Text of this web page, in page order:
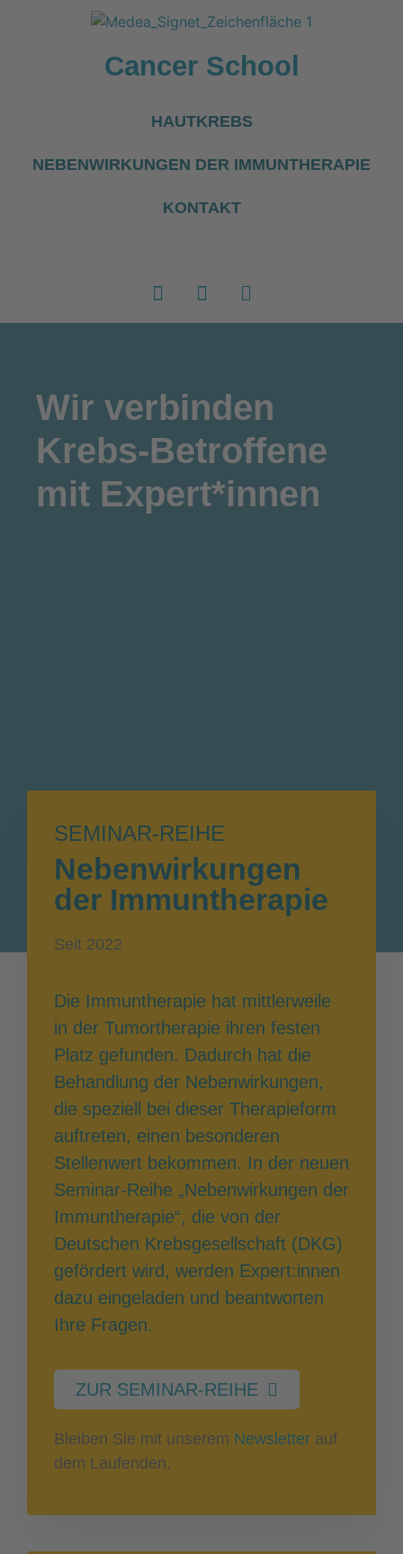
Cancer School
HAUTKREBS
NEBENWIRKUNGEN DER IMMUNTHERAPIE
KONTAKT
Wir verbinden
Krebs-Betroffene
mit Expert*innen
SEMINAR-REIHE
Nebenwirkungen
der Immuntherapie
Seit 2022
Die Immuntherapie hat mittlerweile
in der Tumortherapie ihren festen
Platz gefunden. Dadurch hat die
Behandlung der Nebenwirkungen,
die speziell bei dieser Therapieform
auftreten, einen besonderen
Stellenwert bekommen. In der neuen
Seminar-Reihe „Nebenwirkungen der
Immuntherapie“, die von der
Deutschen Krebsgesellschaft (DKG)
gefördert wird, werden Expert:innen
dazu eingeladen und beantworten
Ihre Fragen.
ZUR SEMINAR-REIHE
Bleiben Sie mit unserem Newsletter auf
dem Laufenden.